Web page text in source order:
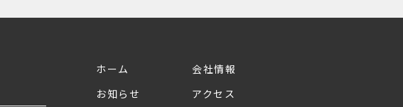
ホーム
お知らせ
会社情報
アクセス